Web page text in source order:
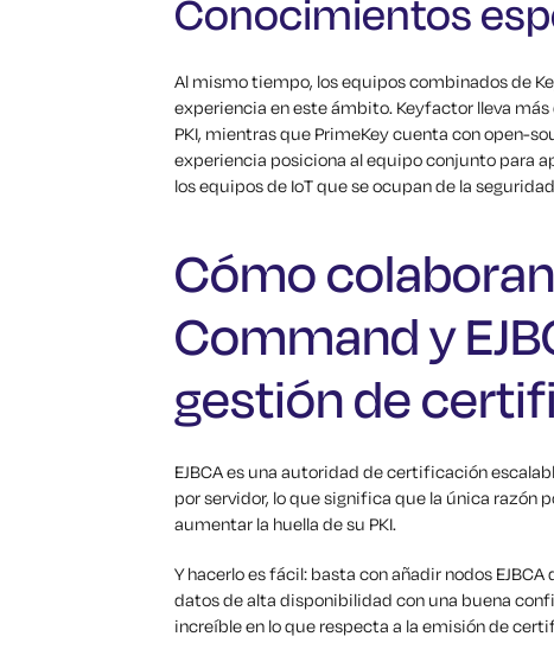
Conocimientos
Al mismo tiempo, los equipos combinados de
experiencia en este ámbito. Keyfactor lleva
PKI, mientras que PrimeKey cuenta con open-
experiencia posiciona al equipo conjunto para
los equipos de IoT que se ocupan de la
Cómo
Command y
gestión de
EJBCA es una autoridad de certificación
por servidor, lo que significa que la única razón
aumentar la huella de su PKI.
Y hacerlo es fácil: basta con añadir nodos
datos de alta disponibilidad con una buena
increíble en lo que respecta a la emisión de